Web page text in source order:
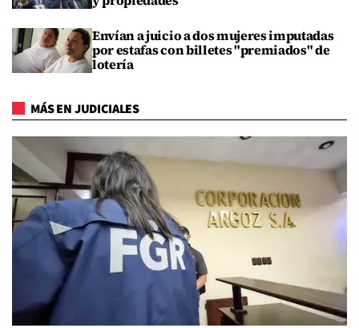
Envían a juicio a dos mujeres imputadas
por estafas con billetes "premiados" de
lotería
MÁS EN JUDICIALES